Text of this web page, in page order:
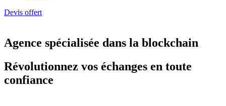
Devis offert
Agence spécialisée dans la blockchain
Révolutionnez vos échanges en toute
confiance